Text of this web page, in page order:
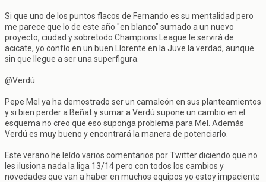
Si que uno de los puntos flacos de Fernando es su mentalidad pero
me parece que lo de este año "en blanco" sumado a un nuevo
proyecto, ciudad y sobretodo Champions League le servirá de
acicate, yo confío en un buen Llorente en la Juve la verdad, aunque
sin que llegue a ser una superfigura.
@Verdú
Pepe Mel ya ha demostrado ser un camaleón en sus planteamientos
y si bien perder a Beñat y sumar a Verdú supone un cambio en el
esquema no creo que eso suponga problema para Mel. Además
Verdú es muy bueno y encontrará la manera de potenciarlo.
Este verano he leído varios comentarios por Twitter diciendo que no
les ilusiona nada la liga 13/14 pero con todos los cambios y
novedades que van a haber en muchos equipos yo estoy impaciente